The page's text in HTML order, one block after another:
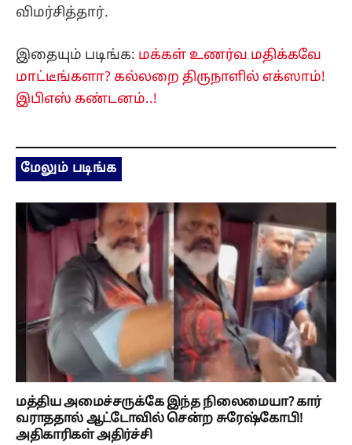
விமர்சித்தார்.
இதையும் படிங்க: மக்கள் உணர்வ மதிக்கவே
மாட்டீங்களா? கல்லறை திருநாளில் எக்ஸாம்!
இபிஎஸ் கண்டனம்..!
மேலும் படிங்க
மத்திய அமைச்சருக்கே இந்த நிலைமையா? கார்
வராததால் ஆட்டோவில் சென்ற சுரேஷ்கோபி!
அதிகாரிகள் அதிர்ச்சி